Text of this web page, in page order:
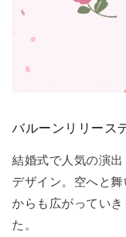
バルーンリリース
結婚式で人気の演
デザイン。空へと
からも広がってい
た。